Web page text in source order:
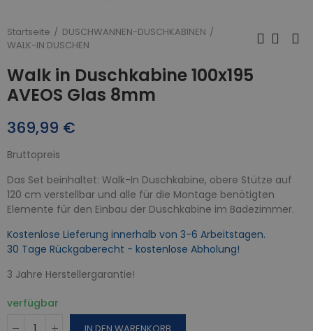
Startseite
DUSCHWANNEN-DUSCHKABINEN
WALK-IN DUSCHEN
Walk in Duschkabine 100x195
AVEOS Glas 8mm
369,99 €
Bruttopreis
Das Set beinhaltet: Walk-In Duschkabine, obere Stütze auf
120 cm verstellbar und alle für die Montage benötigten
Elemente für den Einbau der Duschkabine im Badezimmer.
Kostenlose Lieferung innerhalb von 3-6 Arbeitstagen.
30 Tage Rückgaberecht - kostenlose Abholung!
3 Jahre Herstellergarantie!
verfügbar